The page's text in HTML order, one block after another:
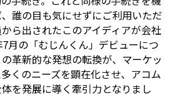
誰の目も気にせずにご利用いただ
ら出されたこのアイディアが会社
月の「むじんくん」デビューにつ
革新的な発想の転換が、マーケッ
くのニーズを顕在化させ、アコム
を発展に導く牽引力となりまし